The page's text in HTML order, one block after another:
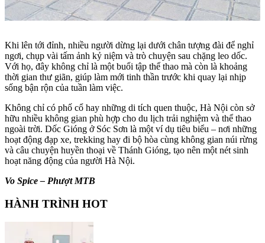
Khi lên tới đỉnh, nhiều người dừng lại dưới chân tượng đài để nghỉ
ngơi, chụp vài tấm ảnh kỷ niệm và trò chuyện sau chặng leo dốc.
Với họ, đây không chỉ là một buổi tập thể thao mà còn là khoảng
thời gian thư giãn, giúp làm mới tinh thần trước khi quay lại nhịp
sống bận rộn của tuần làm việc.
Không chỉ có phố cổ hay những di tích quen thuộc, Hà Nội còn sở
hữu nhiều không gian phù hợp cho du lịch trải nghiệm và thể thao
ngoài trời. Dốc Gióng ở Sóc Sơn là một ví dụ tiêu biểu – nơi những
hoạt động đạp xe, trekking hay đi bộ hòa cùng không gian núi rừng
và câu chuyện huyền thoại về Thánh Gióng, tạo nên một nét sinh
hoạt năng động của người Hà Nội.
Vo Spice – Phượt MTB
HÀNH TRÌNH HOT